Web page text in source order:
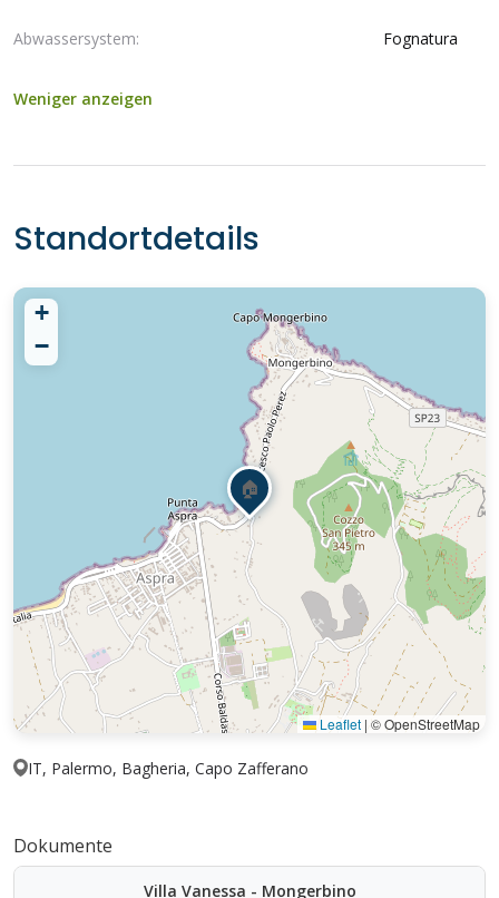
Abwassersystem: Fognatura
Weniger anzeigen
Standortdetails
🏠
+
−
Leaflet | © OpenStreetMap
IT, Palermo, Bagheria, Capo Zafferano
Dokumente
Villa Vanessa - Mongerbino